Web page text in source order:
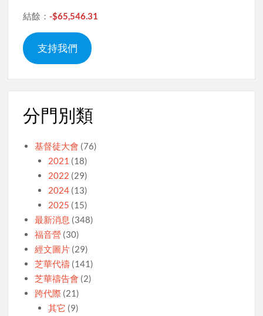
結餘：-$65,546.31
支持我們
分門別類
基督徒大會 (76)
2021 (18)
2022 (29)
2024(13)
2025 (15)
最新消息 (348)
福音營 (30)
經文圖片 (29)
芝華代禱 (141)
芝華禱告會 (2)
跨代際 (21)
其它 (9)